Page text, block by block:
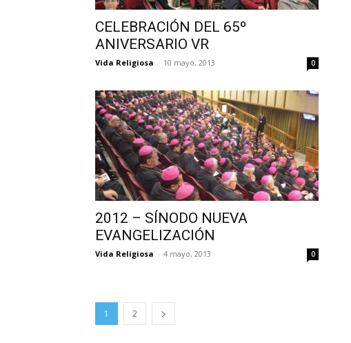
CELEBRACIÓN DEL 65º
ANIVERSARIO VR
Vida Religiosa - 10 mayo, 2013 0
2012 – SÍNODO NUEVA
EVANGELIZACIÓN
Vida Religiosa - 4 mayo, 2013 0
1 2